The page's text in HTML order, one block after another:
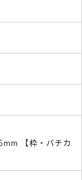
【枠・バチカ